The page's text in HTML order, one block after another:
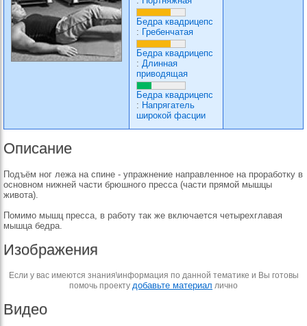
Бедра квадрицепс
: Гребенчатая
Бедра квадрицепс
: Длинная
приводящая
Бедра квадрицепс
: Напрягатель
широкой фасции
Описание
Подъём ног лежа на спине - упражнение направленное на проработку в
основном нижней части брюшного пресса (части прямой мышцы
живота).
Помимо мышц пресса, в работу так же включается четырехглавая
мышца бедра.
Изображения
Если у вас имеются знания\информация по данной тематике и Вы готовы
помочь проекту добавьте материал лично
Видео